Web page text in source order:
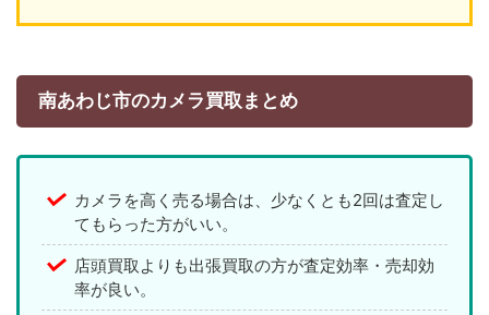
南あわじ市のカメラ買取まとめ
カメラを高く売る場合は、少なくとも2回は査定し
てもらった方がいい。
店頭買取よりも出張買取の方が査定効率・売却効
率が良い。